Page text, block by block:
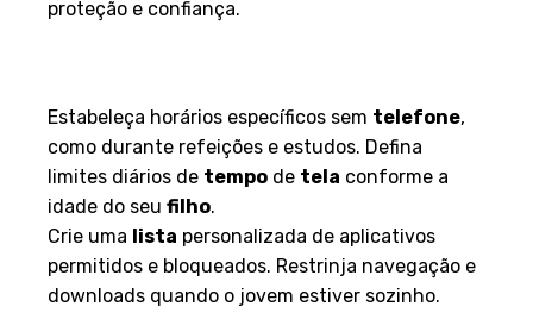
proteção e confiança.
Estabeleça horários específicos sem telefone,
como durante refeições e estudos. Defina
limites diários de tempo de tela conforme a
idade do seu filho.
Crie uma lista personalizada de aplicativos
permitidos e bloqueados. Restrinja navegação e
downloads quando o jovem estiver sozinho.